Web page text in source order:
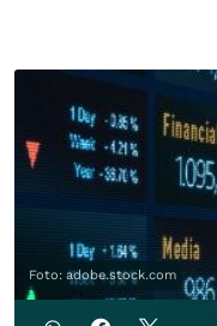
Foto: adobe.stock.com